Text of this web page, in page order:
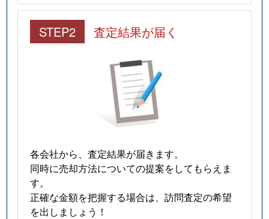
STEP2 査定結果が届く
各会社から、査定結果が届きます。
同時に売却方法についての提案をしてもらえま
す。
正確な金額を把握する場合は、訪問査定の希望
を出しましょう！